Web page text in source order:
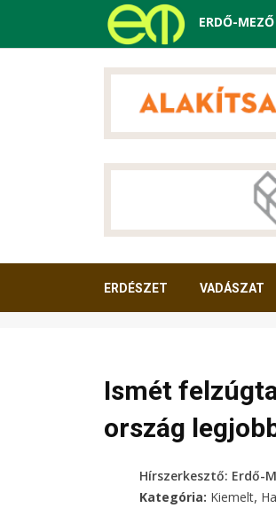
ERDŐ-
ERDÉSZET VADÁSZAT
Ismét
ország
Hírszerkesztő: Erdő-
Kategória: Kiemelt,